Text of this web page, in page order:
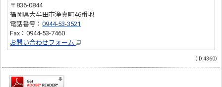
〒836-0844
福岡県大牟田市浄真町46番地
電話番号：0944-53-3521
Fax：0944-53-7460
お問い合わせフォーム
（ID:4360）